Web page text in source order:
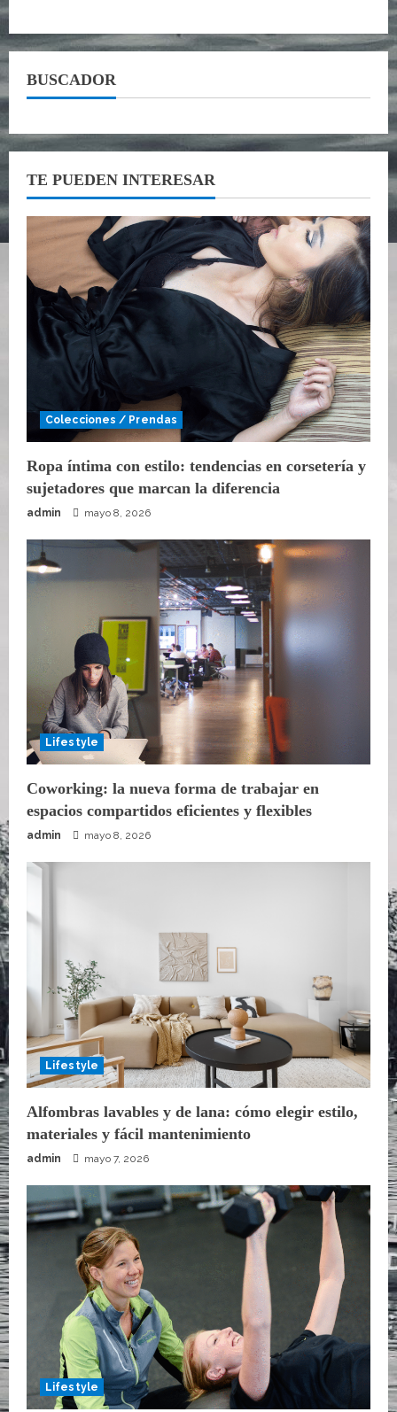
BUSCADOR
TE PUEDEN INTERESAR
Colecciones / Prendas
Ropa íntima con estilo: tendencias en corsetería y
sujetadores que marcan la diferencia
admin mayo 8, 2026
Lifestyle
Coworking: la nueva forma de trabajar en
espacios compartidos eficientes y flexibles
admin mayo 8, 2026
Lifestyle
Alfombras lavables y de lana: cómo elegir estilo,
materiales y fácil mantenimiento
admin mayo 7, 2026
Lifestyle